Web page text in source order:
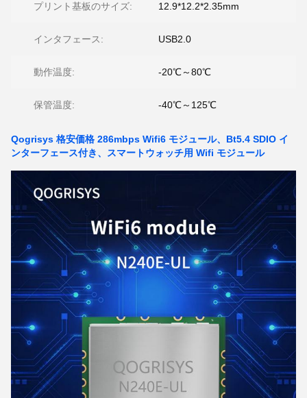
プリント基板のサイズ: 12.9*12.2*2.35mm
インタフェース: USB2.0
動作温度: -20℃～80℃
保管温度: -40℃～125℃
Qogrisys 格安価格 286mbps Wifi6 モジュール、Bt5.4 SDIO イ
ンターフェース付き、スマートウォッチ用 Wifi モジュール